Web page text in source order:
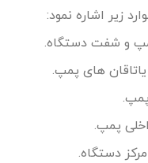
زیر اشاره نمود:
و شفت دستگاه.
های پمپ.
پمپ.
دستگاه.